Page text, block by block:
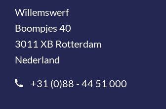
Willemswerf
Boompjes 40
3011 XB Rotterdam
Nederland
+31 (0)88 - 44 51 000